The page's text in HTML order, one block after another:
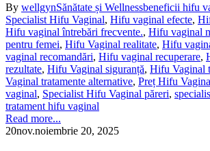
By wellgynSănătate și Wellnessbeneficii hifu
Specialist Hifu Vaginal, Hifu vaginal efecte,
Hifu vaginal întrebări frecvente., Hifu vaginal
pentru femei, Hifu Vaginal realitate, Hifu
vaginal recomandări, Hifu vaginal recuperare,
rezultate, Hifu Vaginal siguranță, Hifu Vaginal
Vaginal tratamente alternative, Preț Hifu
vaginal, Specialist Hifu Vaginal păreri,
tratament hifu vaginal
Read more...
20nov.noiembrie 20, 2025